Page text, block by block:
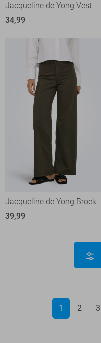
Jacqueline de Yong Vest
34,99
Jacqueline de Yong Broek
39,99
1 2 3